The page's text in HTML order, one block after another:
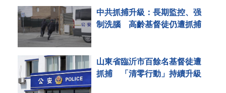
中共抓捕升級：長期監控、强
制洗腦 高齡基督徒仍遭抓捕
山東省臨沂市百餘名基督徒遭
抓捕 「清零行動」持續升級